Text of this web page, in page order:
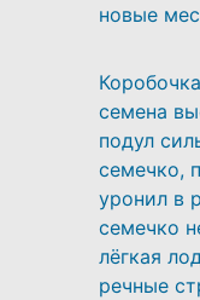
новые
семена
подул
семечко,
уронил в
семечко
лёгкая
речные